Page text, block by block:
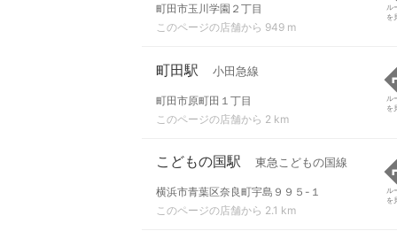
町田市玉川学園２丁目
このページの店舗から 949 m
ル
を
町田駅 小田急線
町田市原町田１丁目
このページの店舗から 2 km
ル
を
こどもの国駅 東急こどもの国線
横浜市青葉区奈良町宇島９９５-１
このページの店舗から 2.1 km
ル
を